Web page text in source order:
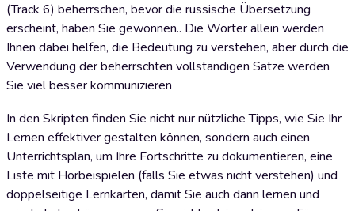
(Track 6) beherrschen, bevor die russische Übersetzung
erscheint, haben Sie gewonnen.. Die Wörter allein werden
Ihnen dabei helfen, die Bedeutung zu verstehen, aber durch die
Verwendung der beherrschten vollständigen Sätze werden
Sie viel besser kommunizieren
In den Skripten finden Sie nicht nur nützliche Tipps, wie Sie Ihr
Lernen effektiver gestalten können, sondern auch einen
Unterrichtsplan, um Ihre Fortschritte zu dokumentieren, eine
Liste mit Hörbeispielen (falls Sie etwas nicht verstehen) und
doppelseitige Lernkarten, damit Sie auch dann lernen und